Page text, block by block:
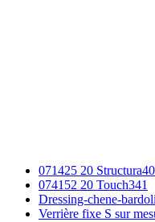
071425 20
074152 20 Touch341
Dressing-chene-
Verrière fixe S sur